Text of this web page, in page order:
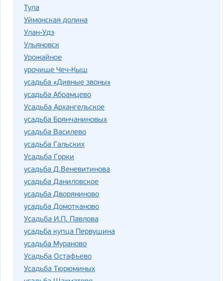
Тула
Уймонская долина
Улан-Удэ
Ульяновск
Урожайное
урочище Чеч-Кыш
усадьба «Дивные звоны»
усадьба Абрамцево
Усадьба Архангельское
усадьба Брянчаниновых
усадьба Василево
усадьба Гальских
Усадьба Горки
усадьба Д.Веневитинова
усадьба Даниловское
усадьба Дворяниново
усадьба Домотканово
Усадьба И.П. Павлова
усадьба купца Первушина
усадьба Мураново
Усадьба Остафьево
Усадьба Тюрюминых